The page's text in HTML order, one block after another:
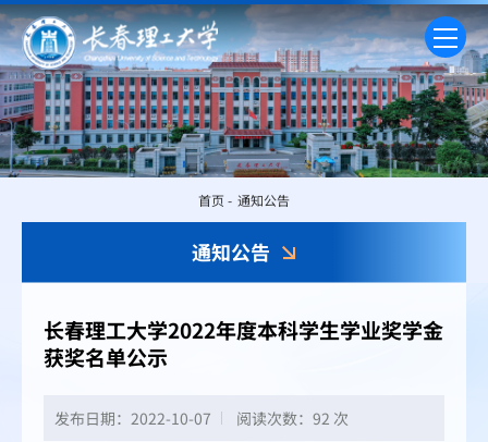
通知公告
首页 - 通知公告
长春理工大学2022年度本科学生学业奖学金
获奖名单公示
发布日期：2022-10-07 阅读次数： 92 次